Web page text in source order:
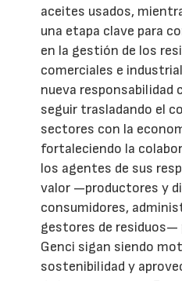
aceites usados,
una etapa clave para
en la gestión de los
comerciales e
nueva responsabilidad
seguir trasladando el
sectores con la
fortaleciendo la
los agentes de sus
valor —productores y
consumidores,
gestores de residuos—
Genci sigan siendo
sostenibilidad y